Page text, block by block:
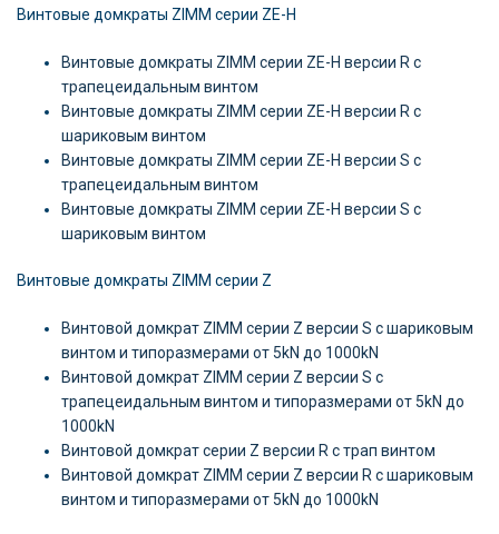
Винтовые домкраты ZIMM серии ZE-H
Винтовые домкраты ZIMM серии ZE-H версии R c
трапецеидальным винтом
Винтовые домкраты ZIMM серии ZE-H версии R c
шариковым винтом
Винтовые домкраты ZIMM серии ZE-H версии S c
трапецеидальным винтом
Винтовые домкраты ZIMM серии ZE-H версии S c
шариковым винтом
Винтовые домкраты ZIMM серии Z
Винтовой домкрат ZIMM серии Z версии S c шариковым
винтом и типоразмерами от 5kN до 1000kN
Винтовой домкрат ZIMM серии Z версии S c
трапецеидальным винтом и типоразмерами от 5kN до
1000kN
Винтовой домкрат серии Z версии R c трап винтом
Винтовой домкрат ZIMM серии Z версии R c шариковым
винтом и типоразмерами от 5kN до 1000kN